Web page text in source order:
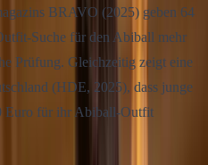
BRAVO (2025) geben 64
Suche für den Abiball mehr
Prüfung. Gleichzeitig zeigt eine
(HDE, 2025), dass junge
Euro für ihr Abiball-Outfit